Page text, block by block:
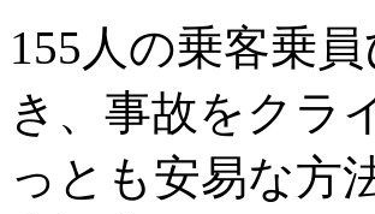
155人の乗客乗
き、事故をクラ
っとも安易な方